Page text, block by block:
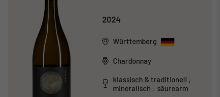
2024
Württemberg
Chardonnay
klassisch & traditionell ,
mineralisch , säurearm